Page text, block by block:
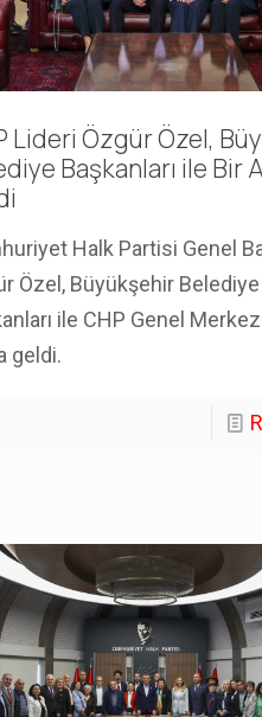
Lideri Özgür Özel,
Başkanları ile Bir
Halk Partisi Genel
Özel, Büyükşehir Belediye
ile CHP Genel
geldi.